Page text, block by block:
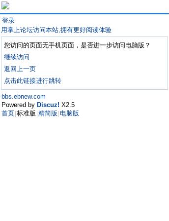
登录
用掌上论坛访问本站,拥有更好阅读体验
您访问的页面无手机页面，是否进一步访问电脑版？
继续访问
返回上一页
点击此链接进行跳转
bbs.ebnew.com
Powered by Discuz! X2.5
首页 标准版 精简版 电脑版